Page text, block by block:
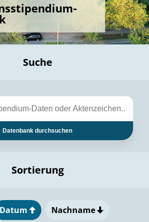
Suche
Datenbank durchsuchen
Sortierung
Datum Nachname